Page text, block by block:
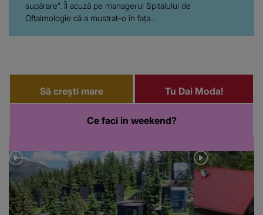
supărare". Îl acuză pe managerul Spitalului de
Oftalmologie că a mustrat-o în fața...
Să crești mare Tu Dai Moda!
Ce faci in weekend?